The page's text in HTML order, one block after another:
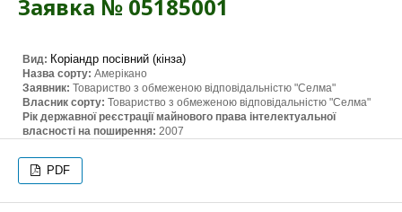
Заявка № 05185001
Вид: Коріандр посівний (кінза)
Назва сорту: Амерікано
Заявник: Товариство з обмеженою відповідальністю "Селма"
Власник сорту: Товариство з обмеженою відповідальністю "Селма"
Рік державної реєстрації майнового права інтелектуальної
власності на поширення: 2007
PDF